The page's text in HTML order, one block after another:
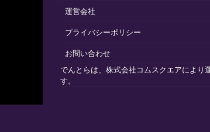
運営会社
プライバシーポリシー
お問い合わせ
でんとらは、株式会社コムスクエアにより
す。